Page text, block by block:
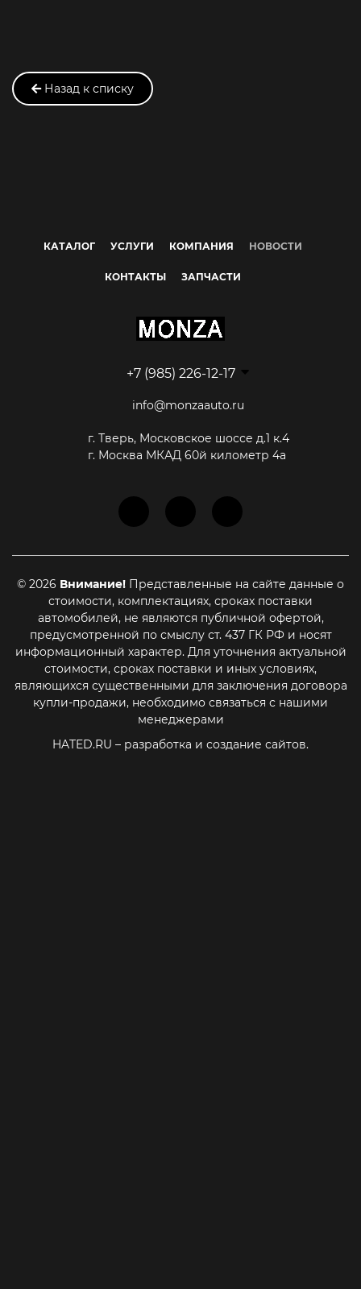
Назад к списку
КАТАЛОГ УСЛУГИ КОМПАНИЯ НОВОСТИ
КОНТАКТЫ ЗАПЧАСТИ
+7 (985) 226-12-17
info@monzaauto.ru
г. Тверь, Московское шоссе д.1 к.4
г. Москва МКАД 60й километр 4а
© 2026 Внимание! Представленные на сайте данные о
стоимости, комплектациях, сроках поставки
автомобилей, не являются публичной офертой,
предусмотренной по смыслу ст. 437 ГК РФ и носят
информационный характер. Для уточнения актуальной
стоимости, сроках поставки и иных условиях,
являющихся существенными для заключения договора
купли-продажи, необходимо связаться с нашими
менеджерами
HATED.RU – разработка и создание сайтов.